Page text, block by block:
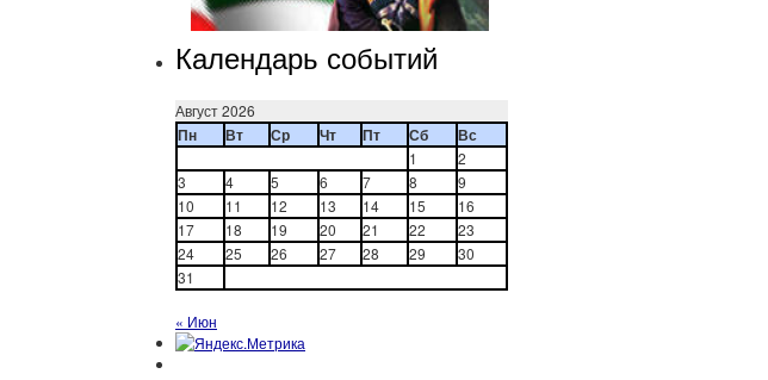
Календарь событий
Август 2026
Пн Вт Ср Чт Пт Сб Вс
1
2
3
4 5 6 7 8
9
10
11 12 13 14 15
16
17
18 19 20 21 22
23
24
25 26 27 28 29
30
31
« Июн